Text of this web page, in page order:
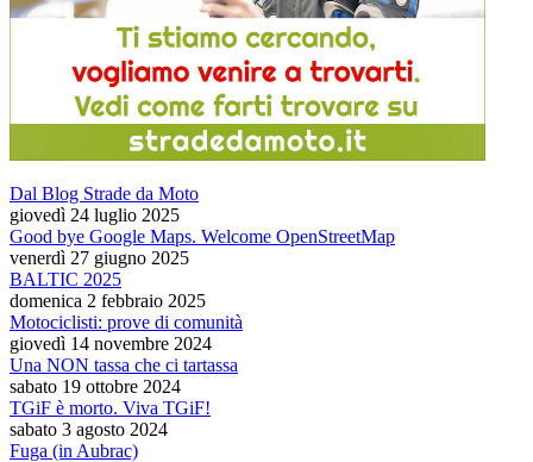
Dal Blog Strade da Moto
giovedì 24 luglio 2025
Good bye Google Maps. Welcome OpenStreetMap
venerdì 27 giugno 2025
BALTIC 2025
domenica 2 febbraio 2025
Motociclisti: prove di comunità
giovedì 14 novembre 2024
Una NON tassa che ci tartassa
sabato 19 ottobre 2024
TGiF è morto. Viva TGiF!
sabato 3 agosto 2024
Fuga (in Aubrac)